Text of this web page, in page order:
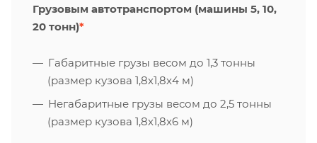
Грузовым автотранспортом (машины 5, 10,
20 тонн)*
Габаритные грузы весом до 1,3 тонны
(размер кузова 1,8х1,8х4 м)
Негабаритные грузы весом до 2,5 тонны
(размер кузова 1,8х1,8х6 м)